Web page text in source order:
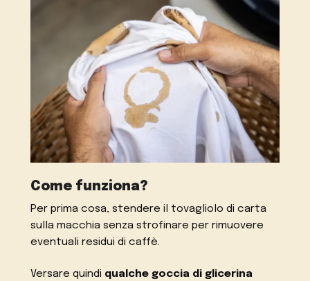
Come funziona?
Per prima cosa, stendere il tovagliolo di carta
sulla macchia senza strofinare per rimuovere
eventuali residui di caffè.
Versare quindi qualche goccia di glicerina